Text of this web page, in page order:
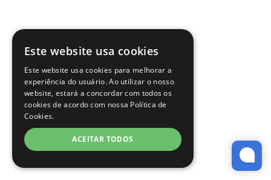
Este website usa cookies
Este website usa cookies para melhorar a
experiência do usuário. Ao utilizar o nosso
website, estará a concordar com todos os
cookies de acordo com nossa Política de
Cookies.
ACEITAR TODOS